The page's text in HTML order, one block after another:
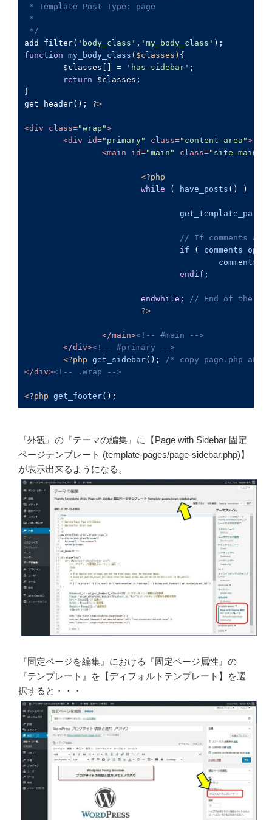
* Template Post Type: page
*
*/
add_filter( 'body_class' , 'my_body_class'
function my_body_class ( $classes ) {
	$classes[] =
'has-sidebar' ;
return $classes;
}
get_header(); ?>
<div class="wrap ">
<div id=" primary" class=" content - area ">
<main id="main " class=" site -main
<?php
while ( have_posts () ) :
get_template_part
// If comments
are
if ( comments_open
endif ;
endwhile ; // End of the
?>
</main><!-- #main -->
</div><!-- #primary -->
<?php get_sidebar(); /* copy page . php and
</div><!-- . wrap -->
<?php get_footer();
『外観』の『テーマの編集』に【Page with Sidebar 固定
ページテンプレート (template-pages/page-sidebar.php)】
が表示出来るようになる。
『固定ページを編集』における『固定ページ属性』の
『テンプレート』を【ディフォルトテンプレート】を選
択すると・・・